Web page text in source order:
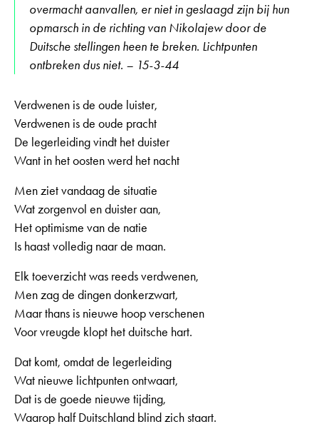
overmacht aanvallen, er niet in geslaagd zijn bij hun
opmarsch in de richting van Nikolajew door de
Duitsche stellingen heen te breken. Lichtpunten
ontbreken dus niet. – 15-3-44
Verdwenen is de oude luister,
Verdwenen is de oude pracht
De legerleiding vindt het duister
Want in het oosten werd het nacht
Men ziet vandaag de situatie
Wat zorgenvol en duister aan,
Het optimisme van de natie
Is haast volledig naar de maan.
Elk toeverzicht was reeds verdwenen,
Men zag de dingen donkerzwart,
Maar thans is nieuwe hoop verschenen
Voor vreugde klopt het duitsche hart.
Dat komt, omdat de legerleiding
Wat nieuwe lichtpunten ontwaart,
Dat is de goede nieuwe tijding,
Waarop half Duitschland blind zich staart.